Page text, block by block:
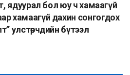
ядуурал бол юу ч хамаагүй
хамаагүй дахин сонгогдох
улстөрчдийн бүтээл